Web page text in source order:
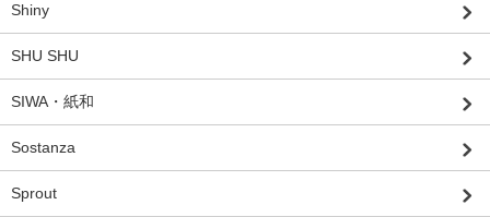
Shiny
SHU SHU
SIWA・紙和
Sostanza
Sprout